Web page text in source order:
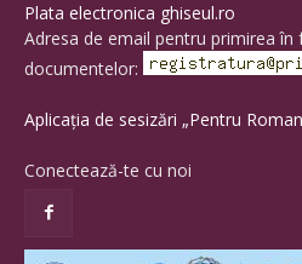
Plata electronica ghiseul.ro
Adresa de email pentru primirea
documentelor:
Aplicația de sesizări „Pentru
Conectează-te cu noi